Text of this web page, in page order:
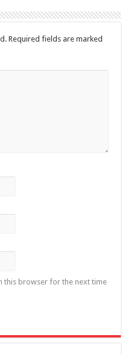
Required fields are marked
this browser for the next time